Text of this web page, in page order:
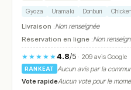
Gyoza Uramaki Donburi
Livraison :Non renseignée
Réservation en ligne :Non
★★★★★4.8/5· 209 avis Google
RANKEAT
Aucun avis par la
Vote rapideAucun vote pour le